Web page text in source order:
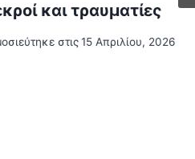
και τραυματίες
στις 15 Απριλίου, 2026